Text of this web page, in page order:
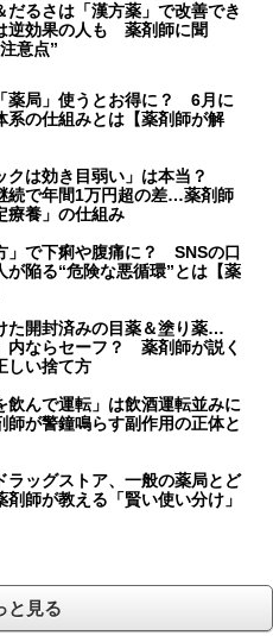
だるさは「漢方薬」で改善でき
逆効果の人も 薬剤師に聞
意点”
薬局」使うとお得に？ 6月に
系の仕組みとは【薬剤師が解
クは効き目弱い」は本当？
続で年間1万円超の差…薬剤師
療養」の仕組み
」で下痢や腹痛に？ SNSの口
が陥る“危険な悪循環”とは【薬
た開封済みの目薬＆塗り薬…
内ならセーフ？ 薬剤師が説く
しい捨て方
飲んで運転」は飲酒運転並みに
が警鐘鳴らす副作用の正体と
ラッグストア、一般の薬局とど
師が教える「賢い使い分け」
と見る